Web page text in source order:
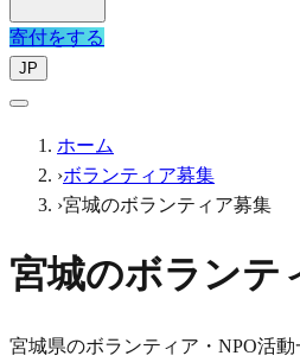
寄付をする
JP
ホーム
›ボランティア募集
›宮城のボランティア募集
宮城のボランテ
宮城県のボランティア・NPO活動